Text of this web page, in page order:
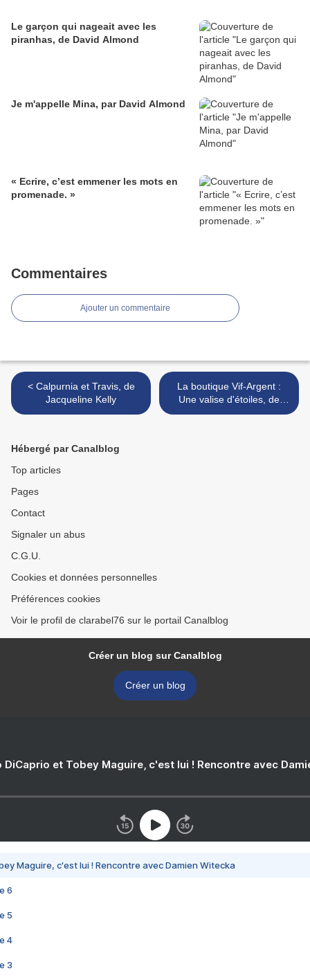
Le garçon qui nageait avec les
piranhas, de David Almond
Je m'appelle Mina, par David Almond
« Ecrire, c’est emmener les mots en
promenade. »
Commentaires
Ajouter un commentaire
< Calpurnia et Travis, de
Jacqueline Kelly
La boutique Vif-Argent :
Une valise d'étoiles, de
Pierdomenico Baccalario >
Hébergé par Canalblog
Top articles
Pages
Contact
Signaler un abus
C.G.U.
Cookies et données personnelles
Préférences cookies
Voir le profil de clarabel76 sur le portail Canalblog
Créer un blog sur Canalblog
Créer un blog
DiCaprio et Tobey Maguire, c'est lui ! Rencontre avec
Maguire, c'est lui ! Rencontre avec Damien Witecka
6
5
4
3